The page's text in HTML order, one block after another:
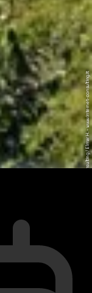
© Internet Consulting / Elmar H. - www.internet-consulting.it